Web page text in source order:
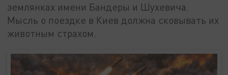
землянках имени Бандеры и Шухевича.
Мысль о поездке в Киев должна сковывать их
животным страхом.